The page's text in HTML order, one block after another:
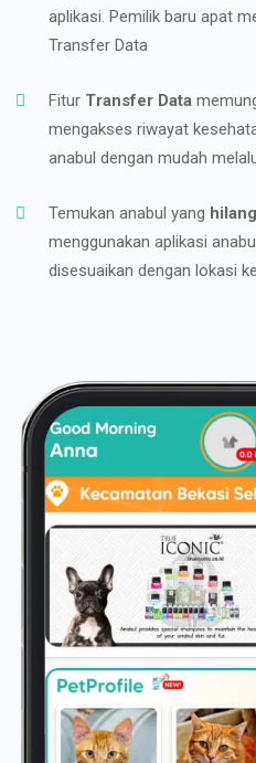
aplikasi. Pemilik baru apat
Transfer Data
Fitur Transfer Data
mengakses riwayat
anabul dengan mudah
Temukan anabul yang
menggunakan aplikasi
disesuaikan dengan lokasi